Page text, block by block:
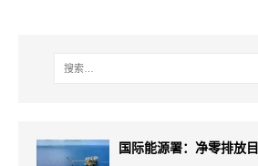
国际能源署：净零排放